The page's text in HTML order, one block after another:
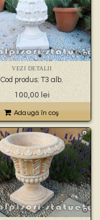
VEZI DETALII
Cod produs: T3 alb.
100,00 lei
Adaugă în coş